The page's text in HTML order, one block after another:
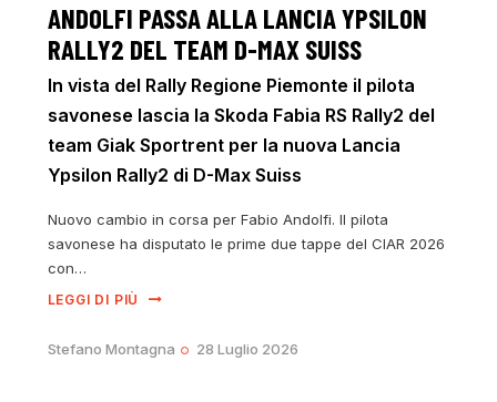
ANDOLFI PASSA ALLA LANCIA YPSILON
RALLY2 DEL TEAM D-MAX SUISS
In vista del Rally Regione Piemonte il pilota
savonese lascia la Skoda Fabia RS Rally2 del
team Giak Sportrent per la nuova Lancia
Ypsilon Rally2 di D-Max Suiss
Nuovo cambio in corsa per Fabio Andolfi. Il pilota
savonese ha disputato le prime due tappe del CIAR 2026
con…
LEGGI DI PIÙ
Stefano Montagna 28 Luglio 2026